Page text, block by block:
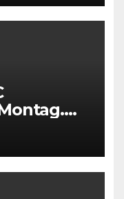
Training!